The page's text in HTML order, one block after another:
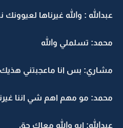
عبدالله : والله غيرناها لعيوونك
محمد: تسلملي والله
مشاري: بس انا ماعجبتني هذيك
محمد: مو مهم اهم شي اننا
عبدالله: ايه والله معاك حق